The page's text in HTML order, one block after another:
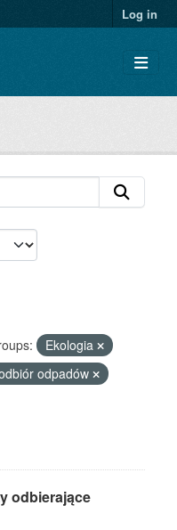
Log in
Ekologia
odpadów
odbierające